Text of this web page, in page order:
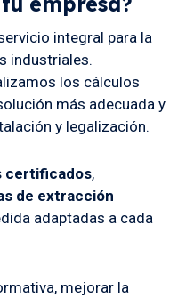
integral para la
industriales.
los cálculos
más adecuada y
y legalización.
certificados,
de extracción
adaptadas a cada
mejorar la